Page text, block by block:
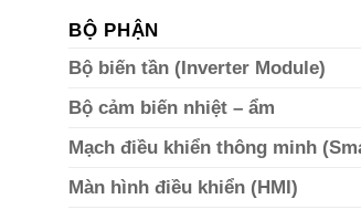
BỘ PHẬN
Bộ biến tần (Inverter Module)
Bộ cảm biến nhiệt – ẩm
Mạch điều khiển thông minh
Màn hình điều khiển (HMI)